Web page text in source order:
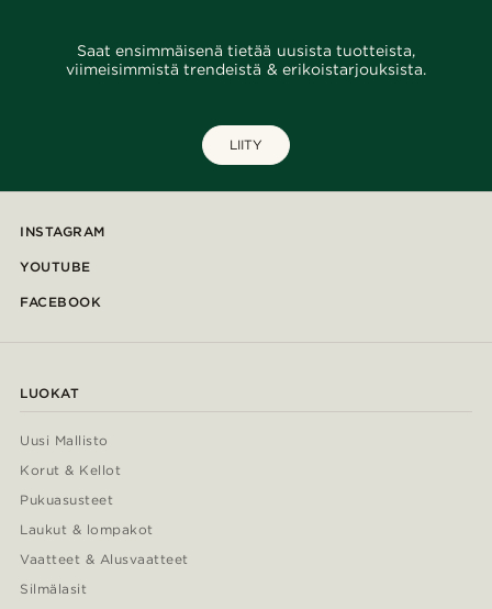
Saat ensimmäisenä tietää uusista tuotteista,
viimeisimmistä trendeistä & erikoistarjouksista.
LIITY
INSTAGRAM
YOUTUBE
FACEBOOK
LUOKAT
Uusi Mallisto
Korut & Kellot
Pukuasusteet
Laukut & lompakot
Vaatteet & Alusvaatteet
Silmälasit